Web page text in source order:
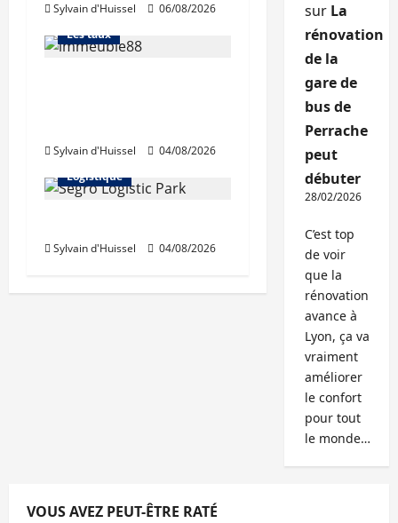
Sylvain d'Huissel 06/08/2026
L'avis des courtiers
Les taux
Sylvain d'Huissel 04/08/2026
Immo d'entreprise
Logistique
Sylvain d'Huissel 04/08/2026
sur La
rénovation
de la
gare de
bus de
Perrache
peut
débuter
28/02/2026
C’est top
de voir
que la
rénovation
avance à
Lyon, ça va
vraiment
améliorer
le confort
pour tout
le monde…
VOUS AVEZ PEUT-ÊTRE RATÉ